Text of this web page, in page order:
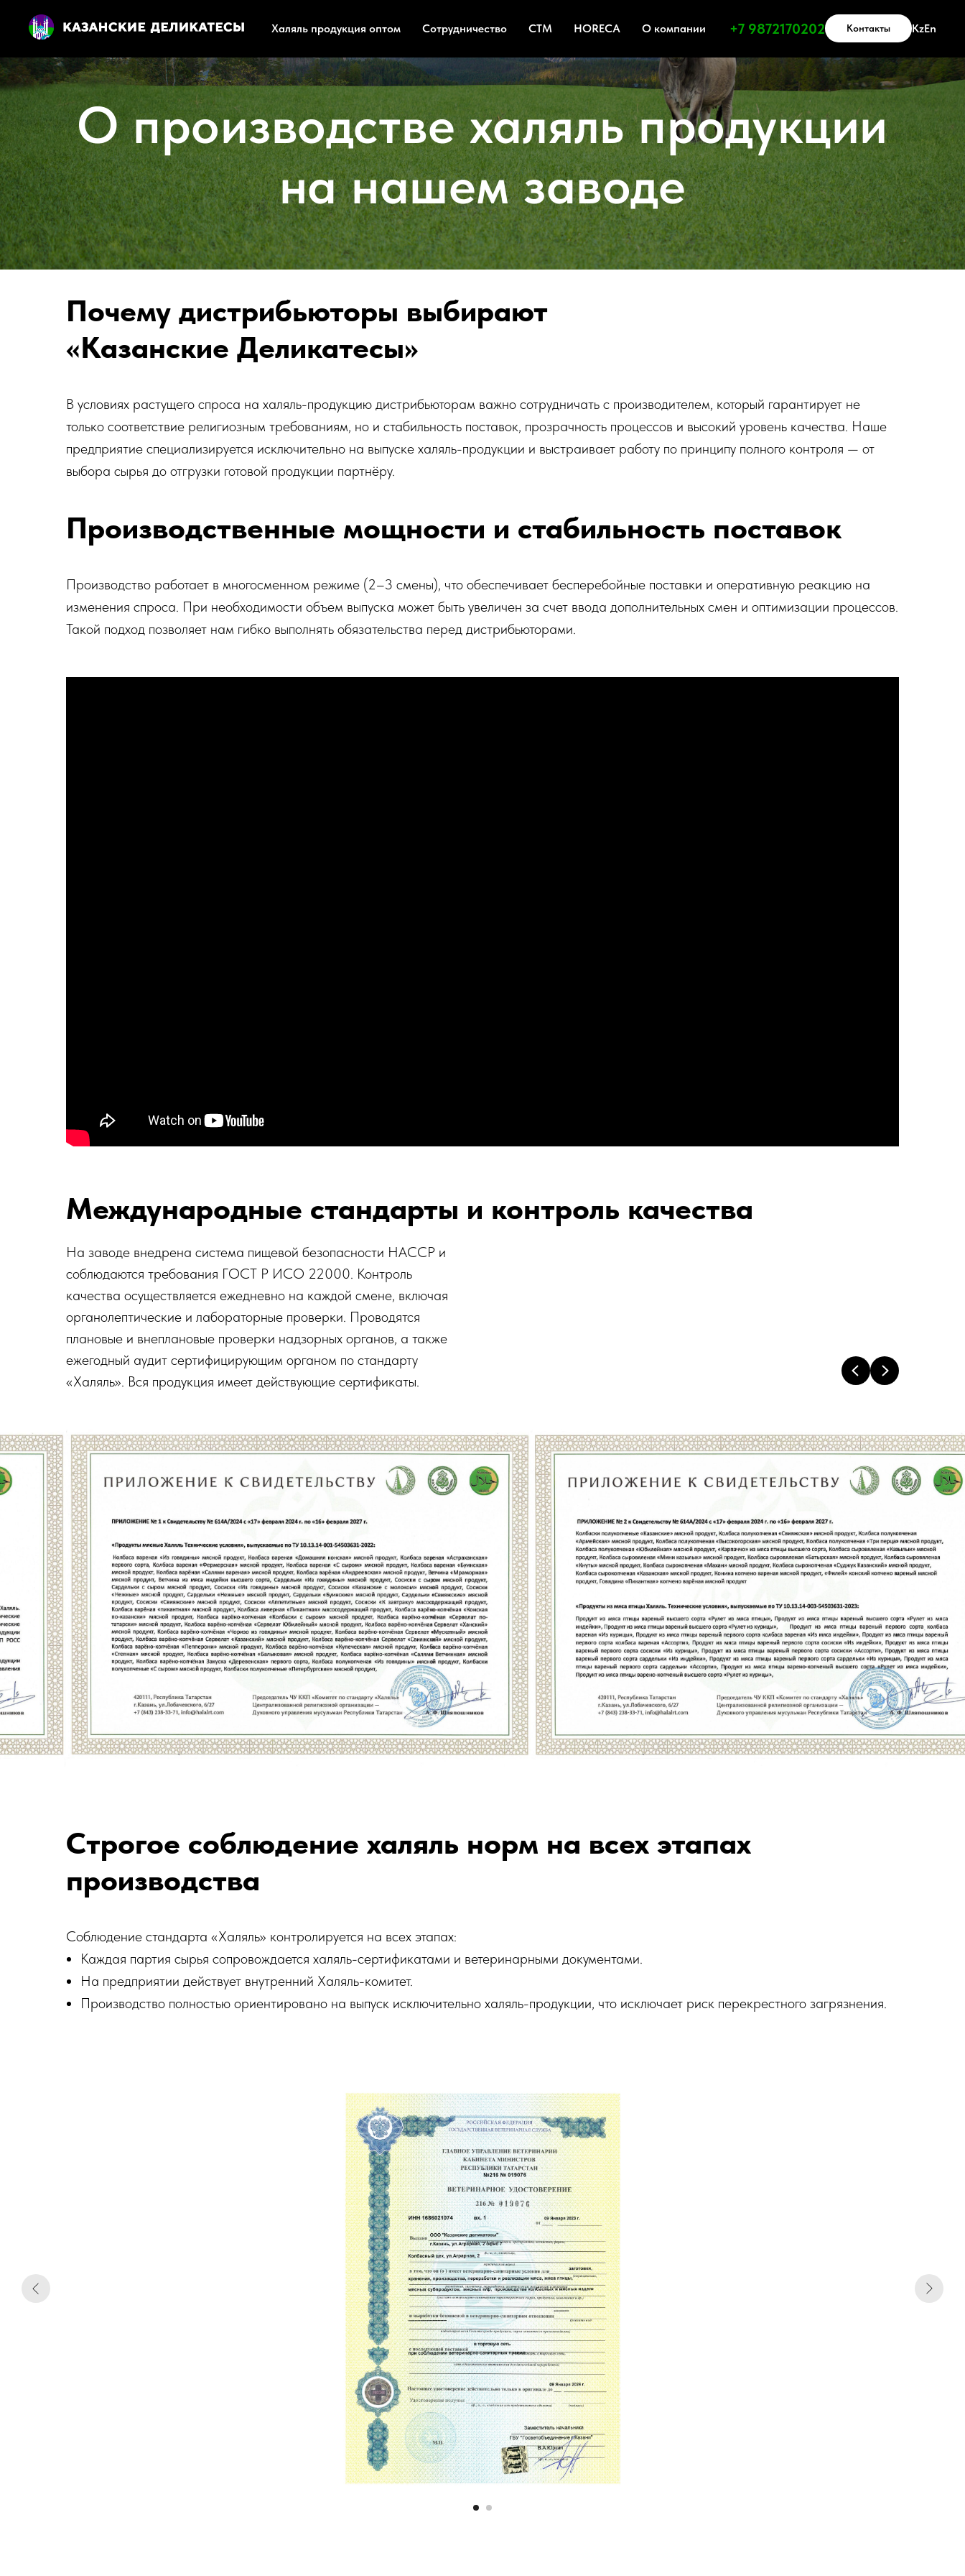
Халяль продукция оптом Сотрудничество СТМ HORECA О компании +7 9872170202 Контакты KzEn
Получить прайс-лист
О производстве халяль продукции
на нашем заводе
Почему дистрибьюторы выбирают
«Казанские Деликатесы»
В условиях растущего спроса на халяль-продукцию дистрибьюторам важно сотрудничать с производителем, который гарантирует не
только соответствие религиозным требованиям, но и стабильность поставок, прозрачность процессов и высокий уровень качества. Наше
предприятие специализируется исключительно на выпуске халяль-продукции и выстраивает работу по принципу полного контроля — от
выбора сырья до отгрузки готовой продукции партнёру.
Производственные мощности и стабильность поставок
Производство работает в многосменном режиме (2–3 смены), что обеспечивает бесперебойные поставки и оперативную реакцию на
изменения спроса. При необходимости объем выпуска может быть увеличен за счет ввода дополнительных смен и оптимизации процессов.
Такой подход позволяет нам гибко выполнять обязательства перед дистрибьюторами.
Международные стандарты и контроль качества
На заводе внедрена система пищевой безопасности HACCP и
соблюдаются требования ГОСТ Р ИСО 22000. Контроль
качества осуществляется ежедневно на каждой смене, включая
органолептические и лабораторные проверки. Проводятся
плановые и внеплановые проверки надзорных органов, а также
ежегодный аудит сертифицирующим органом по стандарту
«Халяль». Вся продукция имеет действующие сертификаты.
Строгое соблюдение халяль норм на всех этапах
производства
Соблюдение стандарта «Халяль» контролируется на всех этапах:
Каждая партия сырья сопровождается халяль-сертификатами и ветеринарными документами.
На предприятии действует внутренний Халяль-комитет.
Производство полностью ориентировано на выпуск исключительно халяль-продукции, что исключает риск перекрестного загрязнения.